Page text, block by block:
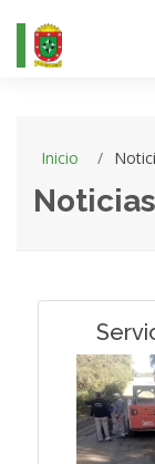
Inicio